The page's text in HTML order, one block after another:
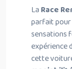
La Race
parfait
sensations
expérience
cette